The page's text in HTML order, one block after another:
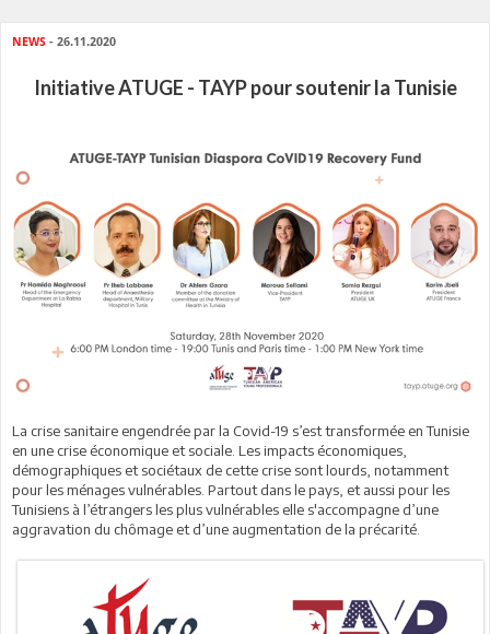
NEWS - 26.11.2020
Initiative ATUGE - TAYP pour soutenir la Tunisie
La crise sanitaire engendrée par la Covid-19 s’est transformée en Tunisie
en une crise économique et sociale. Les impacts économiques,
démographiques et sociétaux de cette crise sont lourds, notamment
pour les ménages vulnérables. Partout dans le pays, et aussi pour les
Tunisiens à l’étrangers les plus vulnérables elle s'accompagne d’une
aggravation du chômage et d’une augmentation de la précarité.